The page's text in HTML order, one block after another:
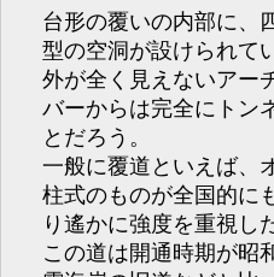
台形の覆いの内部に、
型の空洞が設けられて
外が全く見えないアー
バーからは完全にトン
とだろう。
一般に覆道といえば、
柱式のものが全国的に
り遙かに強度を重視し
この道は開通時期が昭